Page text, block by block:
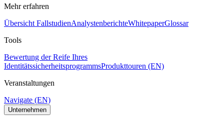
Mehr erfahren
Übersicht FallstudienAnalystenberichteWhitepaperGlossar
Tools
Bewertung der Reife Ihres
IdentitätssicherheitsprogrammsProdukttouren (EN)
Veranstaltungen
Navigate (EN)
Unternehmen